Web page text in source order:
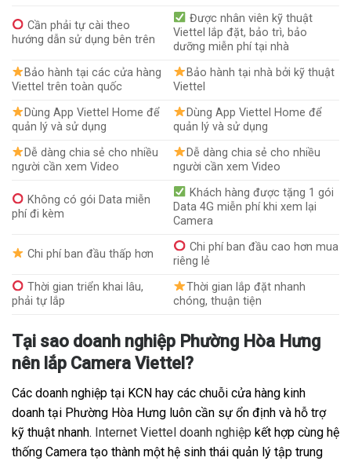
Cần phải tự cài theo
hướng dẫn sử dụng bên trên
Được nhân viên kỹ thuật
Viettel lắp đặt, bảo trì, bảo
dưỡng miễn phí tại nhà
Bảo hành tại các cửa hàng
Viettel trên toàn quốc
Bảo hành tại nhà bởi kỹ thuật
Viettel
Dùng App Viettel Home để
quản lý và sử dụng
Dùng App Viettel Home để
quản lý và sử dụng
Dễ dàng chia sẻ cho nhiều
người cần xem Video
Dễ dàng chia sẻ cho nhiều
người cần xem Video
Không có gói Data miễn
phí đi kèm
Khách hàng được tặng 1 gói
Data 4G miễn phí khi xem lại
Camera
Chi phí ban đầu thấp hơn
Chi phí ban đầu cao hơn mua
riêng lẻ
Thời gian triển khai lâu,
phải tự lắp
Thời gian lắp đặt nhanh
chóng, thuận tiện
Tại sao doanh nghiệp Phường Hòa Hưng
nên lắp Camera Viettel?
Các doanh nghiệp tại KCN hay các chuỗi cửa hàng kinh
doanh tại Phường Hòa Hưng luôn cần sự ổn định và hỗ trợ
kỹ thuật nhanh. Internet Viettel doanh nghiệp kết hợp cùng hệ
thống Camera tạo thành một hệ sinh thái quản lý tập trung